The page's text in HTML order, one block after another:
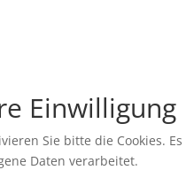
Einwilligung
Sie bitte die Cookies. Es
Daten verarbeitet.